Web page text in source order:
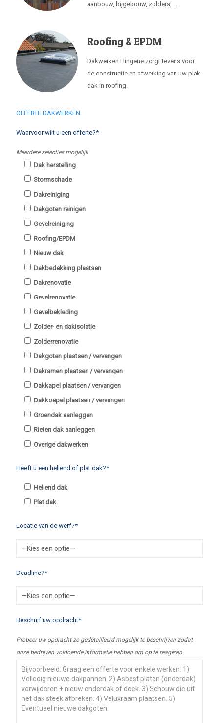
aanbouw, bijgebouw, zolders, ...
Roofing & EPDM
Dakwerken Hingene zorgt tevens voor
de constructie en afwerking van uw plak
dak in roofing.
OFFERTE DAKWERKEN
Waarvoor wilt u een offerte?*
Meerdere selecties mogelijk.
Dak herstelling
Stormschade
Dakreiniging
Dakgoten reinigen
Gevelreiniging
Roofing/EPDM
Nieuw dak
Dakbedekking plaatsen
Dakrenovatie
Gevelrenovatie
Gevelbekleding
Zolder- en dakisolatie
Zolderrenovatie
Dakgoten plaatsen / vervangen
Dakramen plaatsen / vervangen
Dakkapel plaatsen / vervangen
Dakkoepel plaatsen / vervangen
Groendak aanleggen
Rieten dak aanleggen
Overige dakwerken
Heeft u een hellend of plat dak?*
Hellend dak
Plat dak
Locatie van de werf?*
Deadline?*
Beschrijf uw opdracht*
Probeer uw opdracht zo gedetailleerd mogelijk te beschrijven zodat
onze bedrijven voldoende informatie hebben om op te reageren.